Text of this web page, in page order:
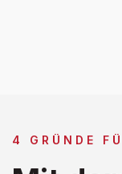
4 GRÜNDE